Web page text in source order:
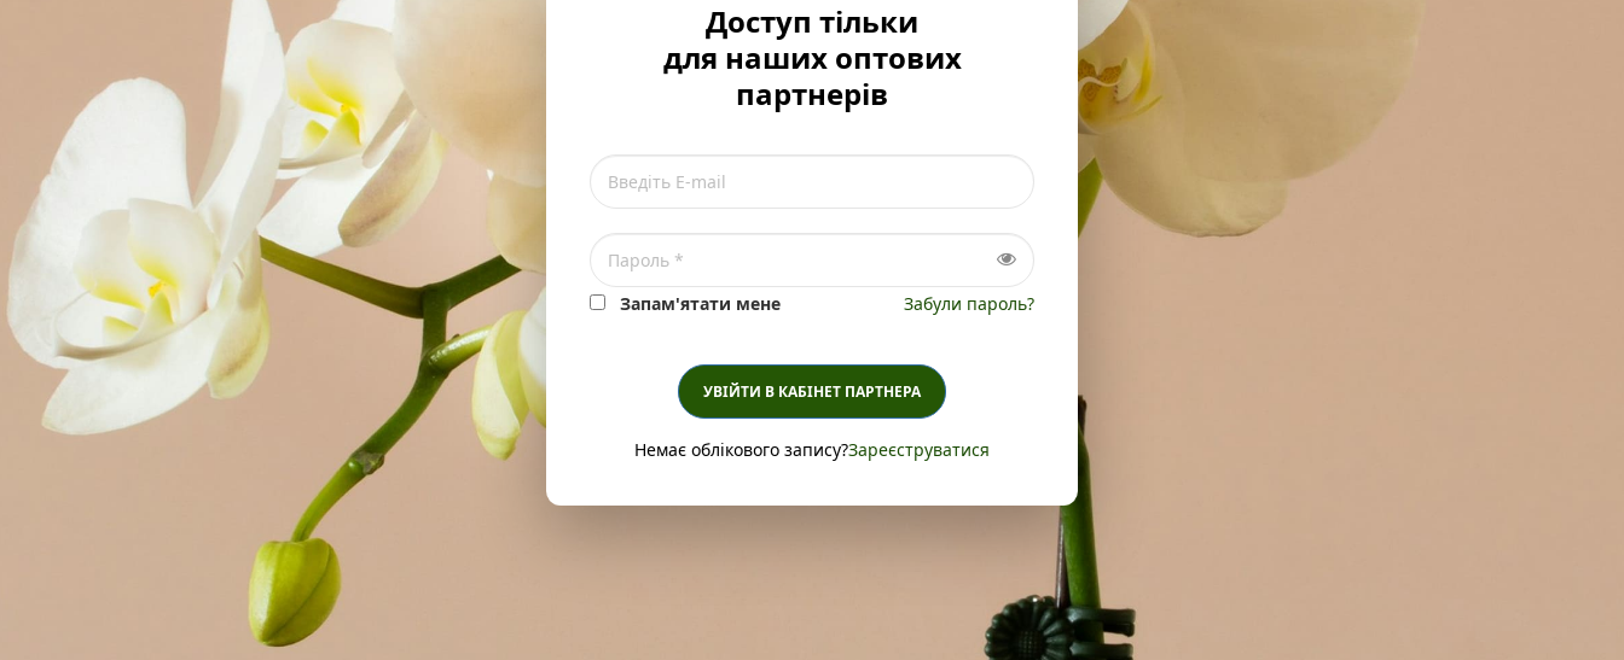
Доступ тільки
для наших оптових
партнерів
Запам'ятати мене Забули пароль?
УВІЙТИ В КАБІНЕТ ПАРТНЕРА
Немає облікового запису?Зареєструватися